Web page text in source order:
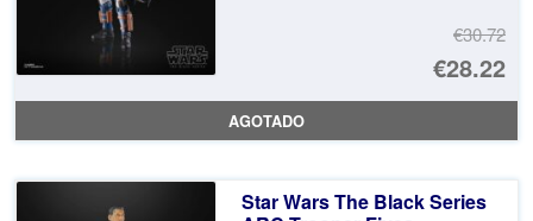
€30.72
El
€28.22
El
AGOTADO
Star Wars The Black Series